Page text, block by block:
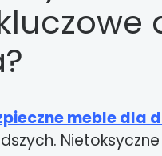
meble dla